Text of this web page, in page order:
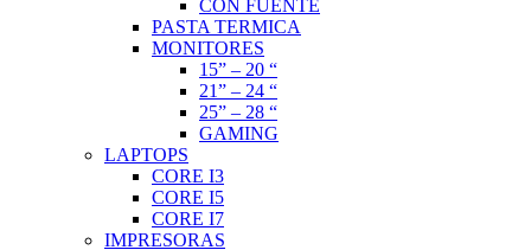
CON FUENTE
PASTA TERMICA
MONITORES
15” – 20 “
21” – 24 “
25” – 28 “
GAMING
LAPTOPS
CORE I3
CORE I5
CORE I7
IMPRESORAS